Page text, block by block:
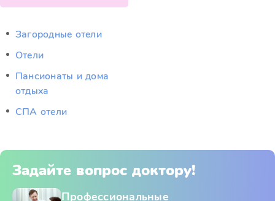
Загородные отели
Отели
Пансионаты и дома
отдыха
СПА отели
Задайте вопрос доктору!
Профессиональные